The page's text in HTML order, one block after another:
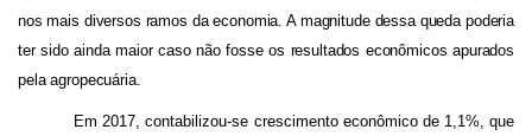
nos mais diversos ramos da economia. A magnitude dessa queda poderia
ter sido ainda maior caso não fosse os resultados econômicos apurados
pela agropecuária.
Em 2017, contabilizou-se crescimento econômico de 1,1%, que